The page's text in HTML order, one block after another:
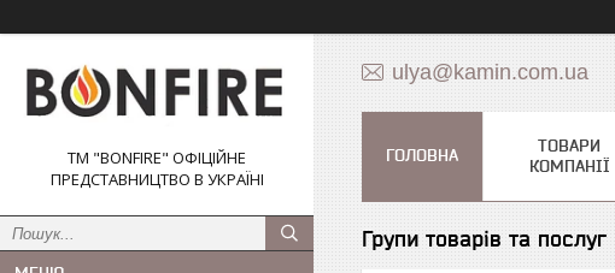
ТМ "BONFIRE" ОФІЦІЙНЕ
ПРЕДСТАВНИЦТВО В УКРАЇНІ
ulya@kamin.com.ua
ГОЛОВНА
ТОВАРИ
КОМПАНІЇ
Групи товарів та послуг